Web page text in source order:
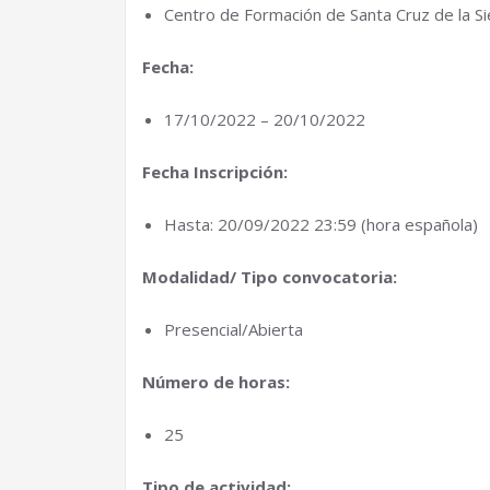
Centro de Formación de Santa Cruz de la
Fecha:
17/10/2022 – 20/10/2022
Fecha Inscripción:
Hasta: 20/09/2022 23:59 (hora española)
Modalidad/ Tipo convocatoria:
Presencial/Abierta
Número de horas:
25